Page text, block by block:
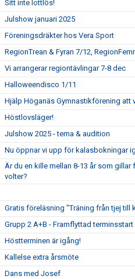
Sitt inte lottlös!
Julshow januari 2025
Föreningsdräkter hos Vera Sport
RegionTrean & Fyran 7/12,
Vi arrangerar regiontävlingar 7-8 dec
Halloweendisco 1/11
Hjälp Höganäs Gymnastikförening att
Höstlovsläger!
Julshow 2025 - tema & audition
Nu öppnar vi upp för kalasbokningar
Är du en kille mellan 8-13 år som gillar
volter?
Gratis föreläsning "Träning från tjej till
Grupp 2 A+B - Framflyttad terminsstart
Höstterminen är igång!
Kallelse extra årsmöte
Dans med Josef